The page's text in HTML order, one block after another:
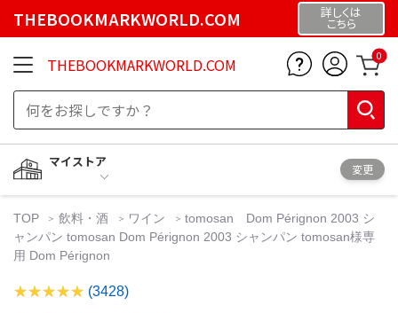
THEBOOKMARKWORLD.COM 詳しくは
こちら
THEBOOKMARKWORLD.COM 0
マイストア
変更
TOP 飲料・酒 ワイン
tomosan Dom Pérignon 2003 シ
ャンパン tomosan Dom Pérignon 2003 シャンパン tomosan様専
用 Dom Pérignon
(3428)